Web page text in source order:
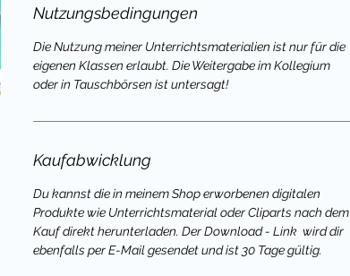
Nutzungsbedingungen
Die Nutzung meiner Unterrichtsmaterialien ist nur für die
eigenen Klassen erlaubt. Die Weitergabe im Kollegium
oder in Tauschbörsen ist untersagt!
Kaufabwicklung
Du kannst die in meinem Shop erworbenen digitalen
Produkte wie Unterrichtsmaterial oder Cliparts nach dem
Kauf direkt herunterladen. Der Download - Link wird dir
ebenfalls per E-Mail gesendet und ist 30 Tage gültig.